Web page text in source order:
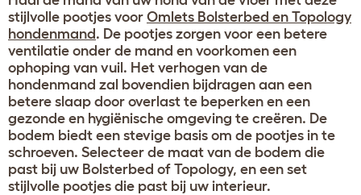
stijlvolle pootjes voor Omlets Bolsterbed en Topology
hondenmand . De pootjes zorgen voor een betere
ventilatie onder de mand en voorkomen een
ophoping van vuil. Het verhogen van de
hondenmand zal bovendien bijdragen aan een
betere slaap door overlast te beperken en een
gezonde en hygiënische omgeving te creëren. De
bodem biedt een stevige basis om de pootjes in te
schroeven. Selecteer de maat van de bodem die
past bij uw Bolsterbed of Topology, en een set
stijlvolle pootjes die past bij uw interieur.